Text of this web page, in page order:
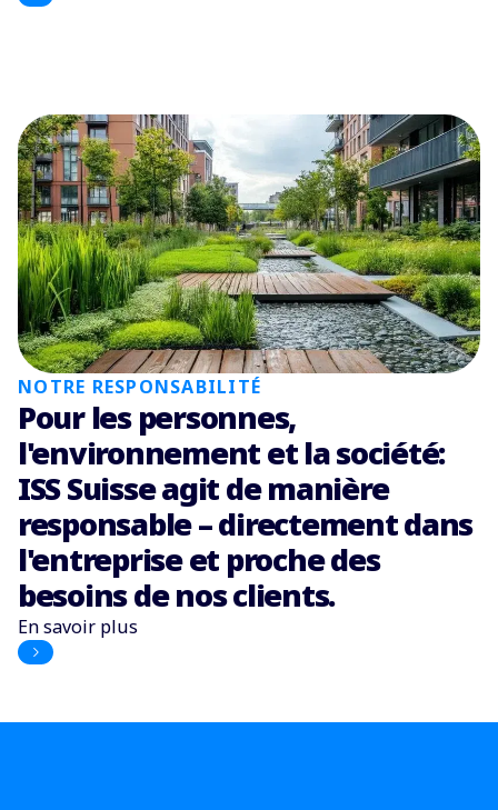
NOTRE RESPONSABILITÉ
Pour les personnes,
l'environnement et la société:
ISS Suisse agit de manière
responsable – directement dans
l'entreprise et proche des
besoins de nos clients.
En savoir plus